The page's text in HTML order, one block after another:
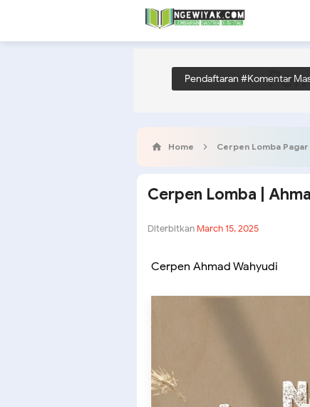
Pendaftaran #Komentar
Home Cerpen Lomba
Cerpen Lomba |
Diterbitkan March 15, 2025
Cerpen Ahmad Wahyudi